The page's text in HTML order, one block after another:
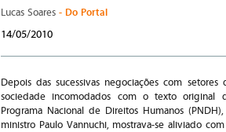
Lucas Soares - Do Portal
14/05/2010
Depois das sucessivas negociações com setores
sociedade incomodados com o texto original
Programa Nacional de Direitos Humanos
ministro Paulo Vannuchi, mostrava-se aliviado